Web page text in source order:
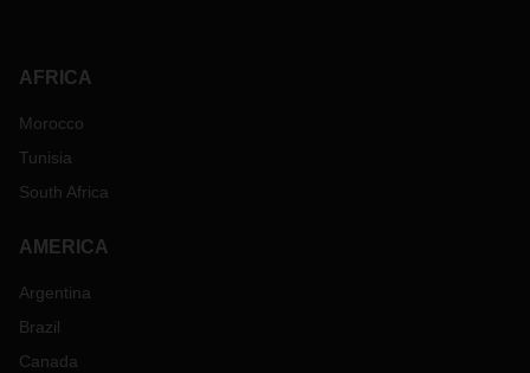
AFRICA
Morocco
Tunisia
South Africa
AMERICA
Argentina
Brazil
Canada